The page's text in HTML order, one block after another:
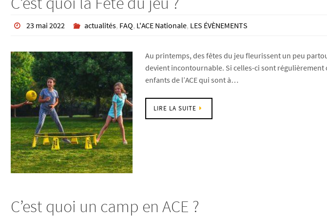
23 mai 2022 actualités, FAQ, L'ACE Nationale, LES ÉVÈNEMENTS
Au printemps, des fêtes du jeu fleurissent un peu
devient incontournable. Si celles-ci sont
enfants de l’ACE qui sont à…
LIRE LA SUITE
C’est quoi un camp en ACE ?